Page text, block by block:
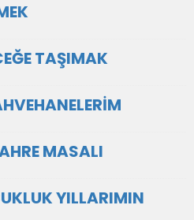
TAŞIMAK
MASALI
YILLARIMIN